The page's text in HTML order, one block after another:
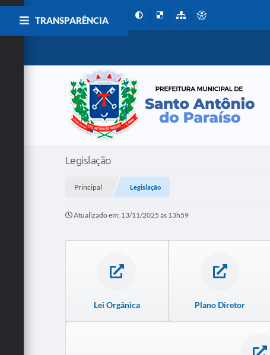
TRANSPARÊNCIA
Legislação
Principal Legislação
Atualizado em: 13/11/2025 às 13h59
Lei Orgânica Plano Diretor